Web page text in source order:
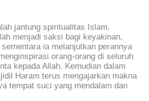
jantung spiritualitas Islam.
menjadi saksi bagi keyakinan,
ia melanjutkan perannya
orang-orang di seluruh
kepada Allah. Kemudian dalam
Haram terus mengajarkan makna
tempat suci yang mendalam dan